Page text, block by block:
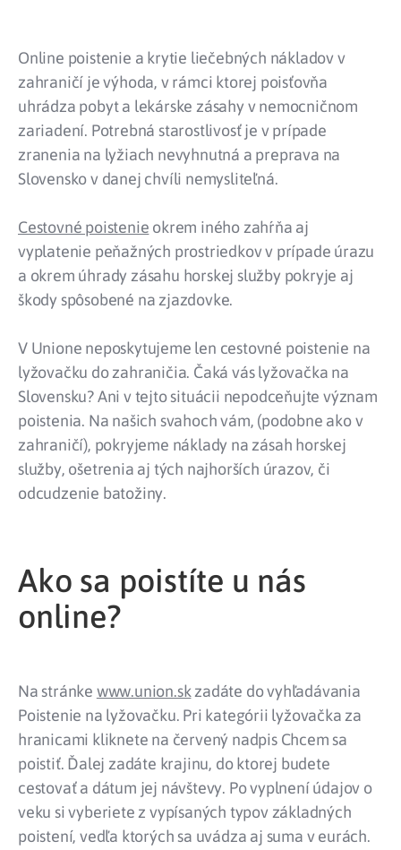
Online poistenie a krytie liečebných nákladov v
zahraničí je výhoda, v rámci ktorej poisťovňa
uhrádza pobyt a lekárske zásahy v nemocničnom
zariadení. Potrebná starostlivosť je v prípade
zranenia na lyžiach nevyhnutná a preprava na
Slovensko v danej chvíli nemysliteľná.
Cestovné poistenie okrem iného zahŕňa aj
vyplatenie peňažných prostriedkov v prípade úrazu
a okrem úhrady zásahu horskej služby pokryje aj
škody spôsobené na zjazdovke.
V Unione neposkytujeme len cestovné poistenie na
lyžovačku do zahraničia. Čaká vás lyžovačka na
Slovensku? Ani v tejto situácii nepodceňujte význam
poistenia. Na našich svahoch vám, (podobne ako v
zahraničí), pokryjeme náklady na zásah horskej
služby, ošetrenia aj tých najhorších úrazov, či
odcudzenie batožiny.
Ako sa poistíte u nás
online?
Na stránke www.union.sk zadáte do vyhľadávania
Poistenie na lyžovačku. Pri kategórii lyžovačka za
hranicami kliknete na červený nadpis Chcem sa
poistiť. Ďalej zadáte krajinu, do ktorej budete
cestovať a dátum jej návštevy. Po vyplnení údajov o
veku si vyberiete z vypísaných typov základných
poistení, vedľa ktorých sa uvádza aj suma v eurách.